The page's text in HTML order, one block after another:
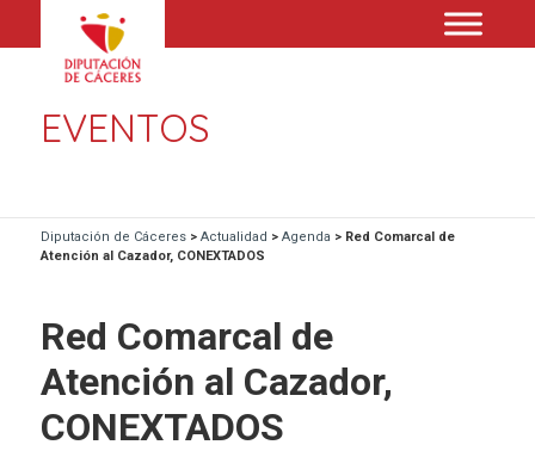
EVENTOS
Diputación de Cáceres> Actualidad > Agenda > Red Comarcal de
Atención al Cazador, CONEXTADOS
Red Comarcal de
Atención al Cazador,
CONEXTADOS